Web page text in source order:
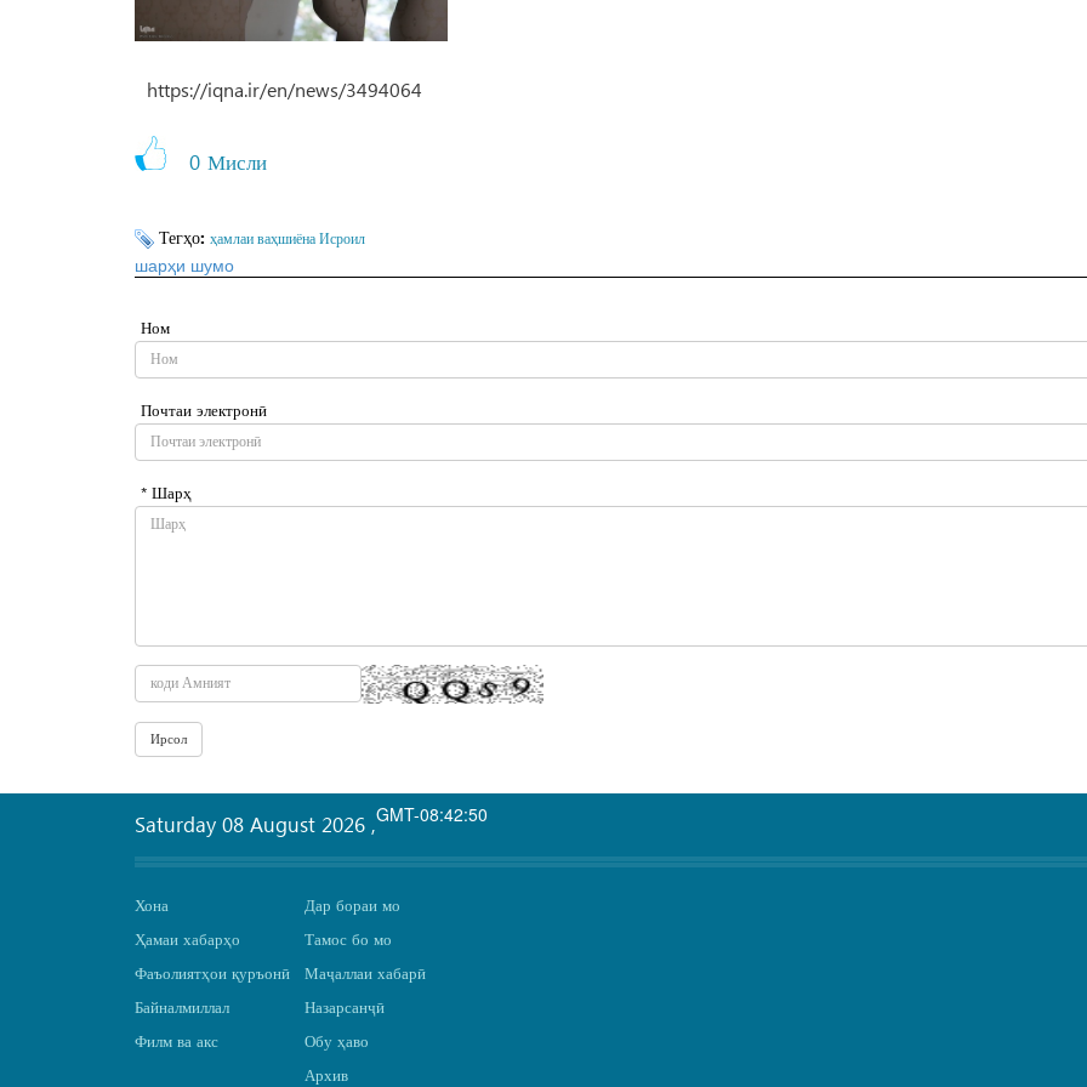
https://iqna.ir/en/news/3494064
0 Мисли
Тегҳо: ҳамлаи ваҳшиёна Исроил
шарҳи шумо
Ном
Почтаи электронӣ
* Шарҳ
GMT-08:42:50
Saturday 08 August 2026 ,
Хона
Ҳамаи хабарҳо
Фаъолиятҳои қуръонӣ
Байналмиллал
Филм ва акс
Дар бораи мо
Тамос бо мо
Маҷаллаи хабарӣ
Назарсанҷӣ
Обу ҳаво
Архив